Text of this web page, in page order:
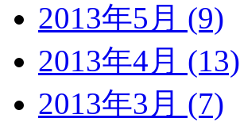
2013年5月 (9)
2013年4月 (13)
2013年3月 (7)